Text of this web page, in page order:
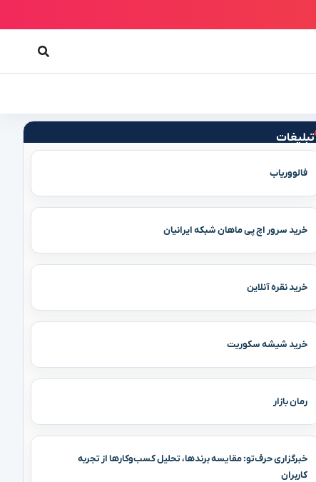
تبلیغات
فالووریاب
خرید سرور اچ پی ماهان شبکه ایرانیان
خرید نقره آنلاین
خرید شیشه سکوریت
رمان بازار
خبرگزاری حرف‌تو: مقایسه برندها، تحلیل کسب‌وکارها از تجربه
کاربران